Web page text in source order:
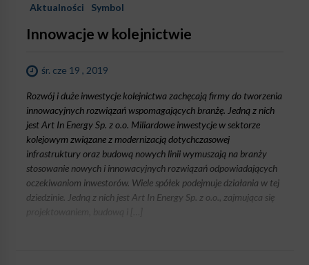
Aktualności Symbol
Innowacje w kolejnictwie
śr. cze 19 , 2019
Rozwój i duże inwestycje kolejnictwa zachęcają firmy do tworzenia
innowacyjnych rozwiązań wspomagających branżę. Jedną z nich
jest Art In Energy Sp. z o.o. Miliardowe inwestycje w sektorze
kolejowym związane z modernizacją dotychczasowej
infrastruktury oraz budową nowych linii wymuszają na branży
stosowanie nowych i innowacyjnych rozwiązań odpowiadających
oczekiwaniom inwestorów. Wiele spółek podejmuje działania w tej
dziedzinie. Jedną z nich jest Art In Energy Sp. z o.o., zajmująca się